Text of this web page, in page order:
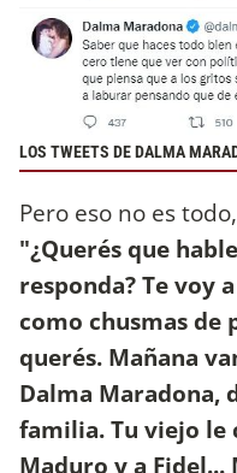
LOS TWEETS DE DALMA
Pero eso no es
"¿Querés que
responda? Te voy
como chusmas de
querés. Mañana
Dalma Maradona,
familia. Tu viejo le
Maduro y a Fidel...